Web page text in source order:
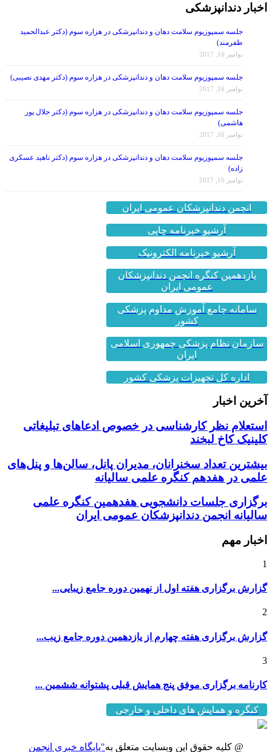
اخبار دندانپزشکی
جلسه سمپوزیوم سلامت دهان و دندانپزشکی در هزاره سوم (دکتر عبدالحمید
ظفرمند)
نوامبر 16, 2017
جلسه سمپوزیوم سلامت دهان و دندانپزشکی در هزاره سوم (دکتر مهدی نصیبی)
نوامبر 16, 2017
جلسه سمپوزیوم سلامت دهان و دندانپزشکی در هزاره سوم (دکتر جلال پور
هاشمی)
نوامبر 16, 2017
جلسه سمپوزیوم سلامت دهان و دندانپزشکی در هزاره سوم (دکتر ناهید عسکری
زاده)
نوامبر 16, 2017
انجمن دندانپزشکان عمومی ایران
آرشیو خبرنامه چاپی
آرشیو خبرنامه الکترونیک
یازدهمین کنگره انجمن دندانپزشکان
عمومی ایران
سامانه جامع آموزش مداوم پزشکی
کشور
سازمان نظام پزشکی جمهوری اسلامی
ایران
اداره کل تجهیزات پزشکی کشور
آخرین اخبار
استعلام نظر کارشناسی در خصوص ادعاهای تبلیغاتی
کلینیک کاخ لبخند
بیشترین تعداد سخنرانان، مدیران پانل، سالن‌ها و پنل‌های
علمی در هفدهم کنگره علمی سالیانه
برگزاری جلسات دانشجویی هفدهمین کنگره علمی
سالیانه انجمن دندانپزشکان عمومی ایران
اخبار مهم
1
گزارش برگزاری هفته اول از نهمین دوره جامع زیبایی...
2
گزارش برگزاری هفته چهارم از یازدهمین دوره جامع زیب...
3
کارنامه برگزاری موفق پنج همایش قبلی پشتوانه ششمین ...
کنگره و همایش های داخلی و خارجی
@ کلیه حقوق این وبسایت متعلق به"پایگاه خبری انجمن